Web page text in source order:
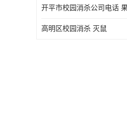
高明区校园消杀 灭鼠